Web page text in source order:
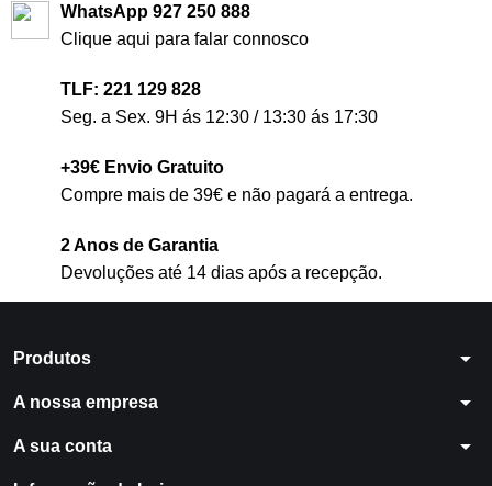
WhatsApp 927 250 888
Clique aqui para falar connosco
TLF: 221 129 828
Seg. a Sex. 9H ás 12:30 / 13:30 ás 17:30
+39€ Envio Gratuito
Compre mais de 39€ e não pagará a entrega.
2 Anos de Garantia
Devoluções até 14 dias após a recepção.
Produtos arrow_drop_down
A nossa empresa arrow_drop_down
A sua conta arrow_drop_down